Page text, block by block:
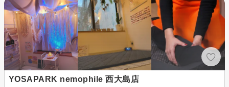
YOSAPARK nemophile 西大島店